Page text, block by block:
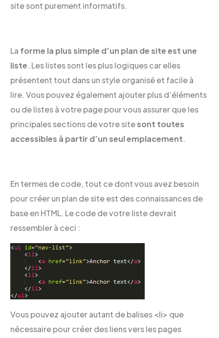
site sont purement informatifs.
La forme la plus simple d’un plan de site est une
liste. Les listes sont les plus logiques car elles
présentent tout dans un style organisé et facile à
lire. Vous pouvez également ajouter plus d’éléments
ou de listes à votre page pour vous assurer que les
principales sections de votre sitesont toutes
accessibles à partir d’un seul emplacement.
En termes de code, tout ce dont vous avez besoin
pour créer un plan de site est des connaissances de
base en HTML. Le code de votre liste devrait
ressembler à ceci :
Vous pouvez ajouter autant de balises <li> que
nécessaire pour créer des liens vers les pages